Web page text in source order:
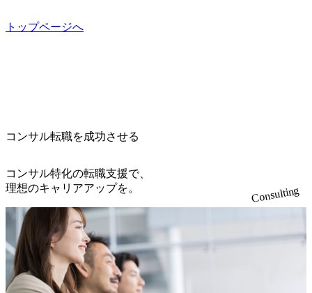
るため、エンジニアの視点からも協業しクライアントへ価
keto_kajita/)） 多様なメンバー、多様なプロジェクトによる
も関わらず、外資系戦略コンサルティングファームや総合
系コンサルティングファームをはじめ、メーカー、ITベン
チャー、外資系金融機関など多彩な出自で構成されてお
り、常に刺激を受けながらプロジェクトワークが可能 総合
コンサルティングファームの名の通り、全方位のクライア
ントに対して様々なプロジェクトが存在しており、手を上
げれば常に新しいテーマのチャレンジ機会を提供している
（ワンプール制） そのため、全体の離職率10％以下、未経
験3年未満の離職率は0％と驚異の定着率を誇る 大手ファー
による引っ越し費用は、会社が負担します。 2026年8月18日
※顔出しは不要です。ご質問頂く際のみ、顔出ししていた
ングファームや、Slerなどから優秀層が多数ジョイン。 http
ている。 <u>ワンプール制</u>を取っており、業界の枠に縛
り、<u>営業活動に工数を割かれることなくデリバリーに注
力可能</u> 従業員満足度を非常に重視しており、意にそぐ
わないプロジェクトにアサインされてしまった場合、半強
制的に別のプロジェクトに異動することが可能。その結
果、<u>退職率も10%程度</u>(他社平均は2～30%程度) 残業
時間は<u>平均30時間程度。</u>バリューが出ていないから
残業代をつけさせないといったことはしない DE&Iにおいて
は女性活用や外国人/高齢者/障碍者などさまざまなバックグ
ラウンドを持つメンバーの働く環境を整えている SDGsの推
トップページへ
コンサル転職を成功させる
コンサル特化の転職支援で、
理想のキャリアアップを。
Consulting